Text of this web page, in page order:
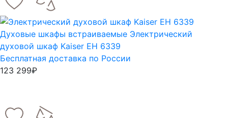
Духовые шкафы встраиваемые Электрический
духовой шкаф Kaiser EH 6339
Бесплатная доставка по России
123 299₽